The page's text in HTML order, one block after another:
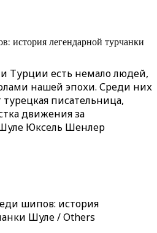
история легендарной турчанки
Турции есть немало людей,
нашей эпохи. Среди них
писательница,
движения за
Юксель Шенлер
шипов: история
Шуле / Others